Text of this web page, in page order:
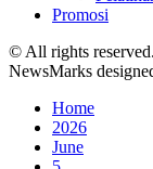
Promosi
© All rights
NewsMarks
Home
2026
June